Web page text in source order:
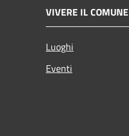
VIVERE IL COMUNE
Luoghi
Eventi